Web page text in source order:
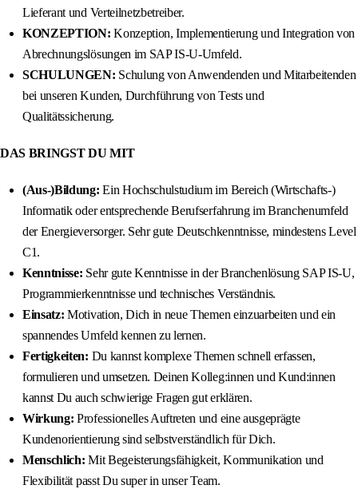
Lieferant und Verteilnetzbetreiber.
KONZEPTION: Konzeption, Implementierung und Integration von
Abrechnungslösungen im SAP IS-U-Umfeld.
SCHULUNGEN: Schulung von Anwendenden und Mitarbeitenden
bei unseren Kunden, Durchführung von Tests und
Qualitätssicherung.
DAS BRINGST DU MIT
(Aus-)Bildung: Ein Hochschulstudium im Bereich (Wirtschafts-)
Informatik oder entsprechende Berufserfahrung im Branchenumfeld
der Energieversorger. Sehr gute Deutschkenntnisse, mindestens Level
C1.
Kenntnisse: Sehr gute Kenntnisse in der Branchenlösung SAP IS-U,
Programmierkenntnisse und technisches Verständnis.
Einsatz: Motivation, Dich in neue Themen einzuarbeiten und ein
spannendes Umfeld kennen zu lernen.
Fertigkeiten: Du kannst komplexe Themen schnell erfassen,
formulieren und umsetzen. Deinen Kolleg:innen und Kund:innen
kannst Du auch schwierige Fragen gut erklären.
Wirkung: Professionelles Auftreten und eine ausgeprägte
Kundenorientierung sind selbstverständlich für Dich.
Menschlich: Mit Begeisterungsfähigkeit, Kommunikation und
Flexibilität passt Du super in unser Team.